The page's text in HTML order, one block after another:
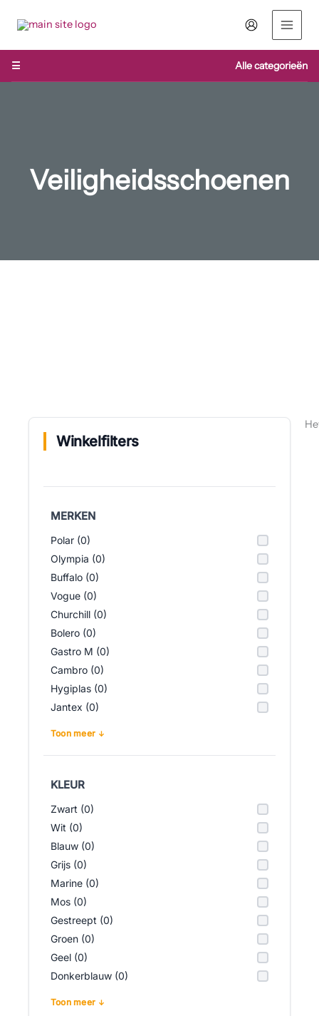
naar
inhoud
☰
Alle categorieën
Veiligheidsschoenen
Winkelfilters
MERKEN
Polar (0)
Olympia (0)
Buffalo (0)
Vogue (0)
Churchill (0)
Bolero (0)
Gastro M (0)
Cambro (0)
Hygiplas (0)
Jantex (0)
Toon meer
KLEUR
Zwart (0)
Wit (0)
Blauw (0)
Grijs (0)
Marine (0)
Mos (0)
Gestreept (0)
Groen (0)
Geel (0)
Donkerblauw (0)
Toon meer